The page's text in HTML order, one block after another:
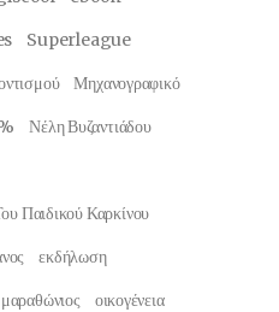
Superleague
Μηχανογραφικό
Νέλη Βυζαντιάδου
Παιδικού Καρκίνου
εκδήλωση
μαραθώνιος
οικογένεια